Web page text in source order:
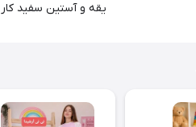
یقه و آستین سفید